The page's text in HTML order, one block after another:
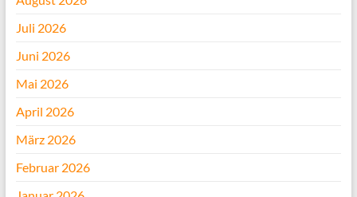
Juli 2026
Juni 2026
Mai 2026
April 2026
März 2026
Februar 2026